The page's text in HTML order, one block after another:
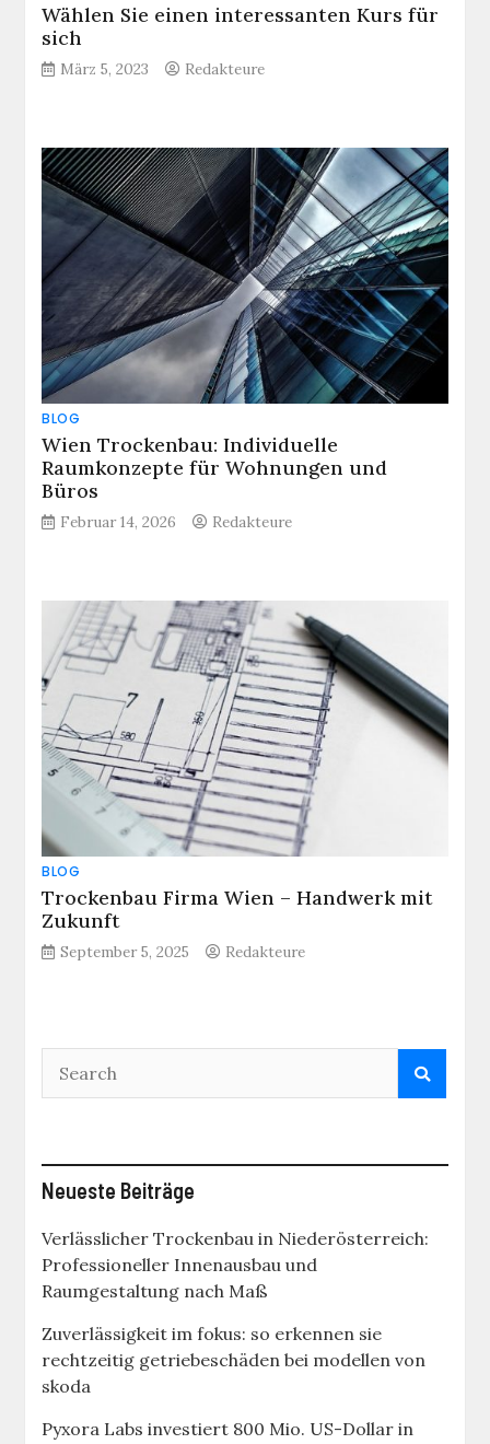
Wählen Sie einen interessanten Kurs für
sich
März 5, 2023 Redakteure
BLOG
Wien Trockenbau: Individuelle
Raumkonzepte für Wohnungen und
Büros
Februar 14, 2026 Redakteure
BLOG
Trockenbau Firma Wien – Handwerk mit
Zukunft
September 5, 2025 Redakteure
Neueste Beiträge
Verlässlicher Trockenbau in Niederösterreich:
Professioneller Innenausbau und
Raumgestaltung nach Maß
Zuverlässigkeit im fokus: so erkennen sie
rechtzeitig getriebeschäden bei modellen von
skoda
Pyxora Labs investiert 800 Mio. US-Dollar in